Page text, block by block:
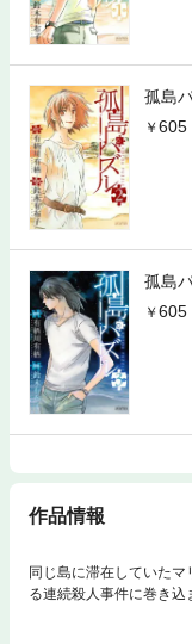
孤島
605
孤島
605
作品情報
同じ島に滞在していた
る連続殺人事件に巻き込
な事件を解決すべく操
場から、和人の遺書と